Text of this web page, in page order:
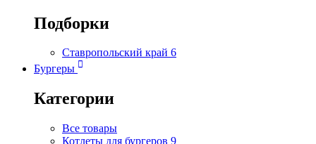
Подборки
Ставропольский край 6
Бургеры
Категории
Все товары
Котлеты для бургеров 9